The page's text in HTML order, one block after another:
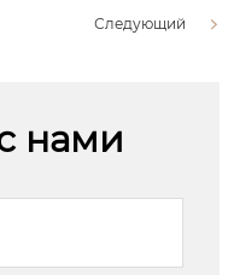
Следующий
нами